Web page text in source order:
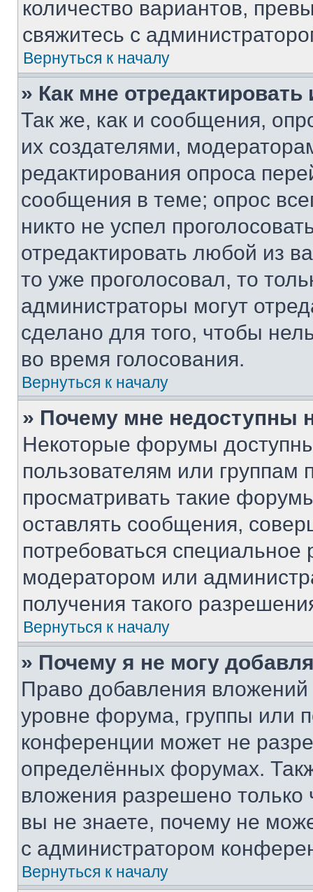
количество вариантов,
свяжитесь с
Вернуться к началу
» Как мне
Так же, как и сообщения,
их создателями,
редактирования опроса
сообщения в теме; опрос
никто не успел
отредактировать любой из
то уже проголосовал, то
администраторы могут
сделано для того, чтобы
во время голосования.
Вернуться к началу
» Почему мне недоступны
Некоторые форумы
пользователям или группам
просматривать такие
оставлять сообщения,
потребоваться
модератором или
получения такого
Вернуться к началу
» Почему я не могу
Право добавления
уровне форума, группы или
конференции может не
определённых форумах.
вложения разрешено
вы не знаете, почему не
с администратором
Вернуться к началу